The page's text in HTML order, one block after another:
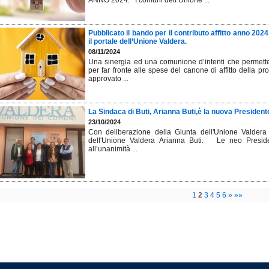
Pubblicato il bando per il contributo affitto anno
il portale dell’Unione Valdera.
08/11/2024
Una sinergia ed una comunione d’intenti che
per far fronte alle spese del canone di affitto della
approvato ...
La Sindaca di Buti, Arianna Buti,è la nuova
23/10/2024
Con deliberazione della Giunta dell'Unione
dell'Unione Valdera Arianna Buti. Le neo
all’unanimità ...
1 2 3 4 5 6 » »»